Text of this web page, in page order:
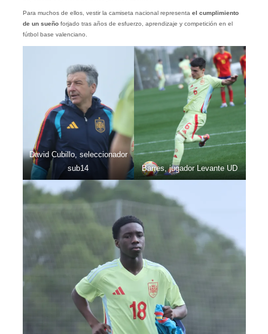
Para muchos de ellos, vestir la camiseta nacional representa el cumplimiento
de un sueñoforjado tras años de esfuerzo, aprendizaje y competición en el
fútbol base valenciano.
David Cubillo, seleccionador
sub14
Barres, jugador Levante UD